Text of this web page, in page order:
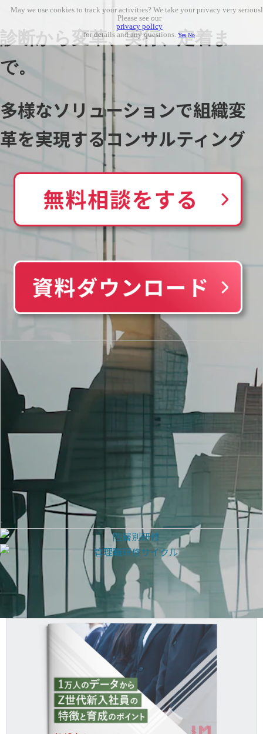
診断から変革、実行、定着ま
で。
多様なソリューションで組織変
革を実現するコンサルティング
May we use cookies to track your activities? We take your privacy very
Please see our
privacy policy
for details and any questions.Yes No